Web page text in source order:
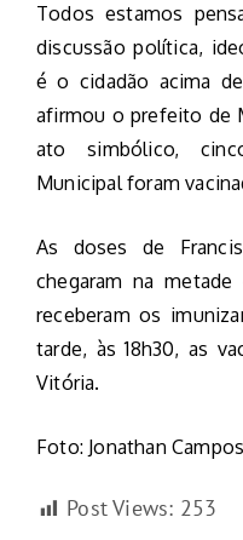
Todos estamos
discussão política,
é o cidadão acima
afirmou o prefeito de
ato simbólico,
Municipal foram
As doses de
chegaram na
receberam os
tarde, às 18h30, as
Vitória.
Foto: Jonathan
Post Views: 253